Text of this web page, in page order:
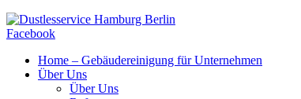
Facebook
Home – Gebäudereinigung für Unternehmen
Über Uns
Über Uns